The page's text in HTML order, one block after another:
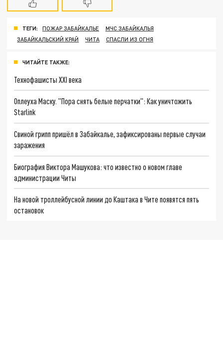
ТЕГИ: ПОЖАР ЗАБАЙКАЛЬЕ
МЧС ЗАБАЙКАЛЬЯ
ЗАБАЙКАЛЬСКИЙ КРАЙ
ЧИТА СПАСЛИ ИЗ ОГНЯ
ЧИТАЙТЕ ТАКЖЕ:
Технофашисты XXI века
Оплеуха Маску. "Пора снять белые перчатки": Как уничтожить
Starlink
Свиной грипп пришёл в Забайкалье, зафиксированы первые случаи
заражения
Биография Виктора Машукова: что известно о новом главе
администрации Читы
На новой троллейбусной линии до Каштака в Чите появятся пять
остановок